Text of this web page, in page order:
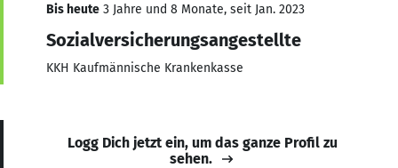
Bis heute 3 Jahre und 8 Monate, seit Jan. 2023
Sozialversicherungsangestellte
KKH Kaufmännische Krankenkasse
Logg Dich jetzt ein, um das ganze Profil zu
sehen.